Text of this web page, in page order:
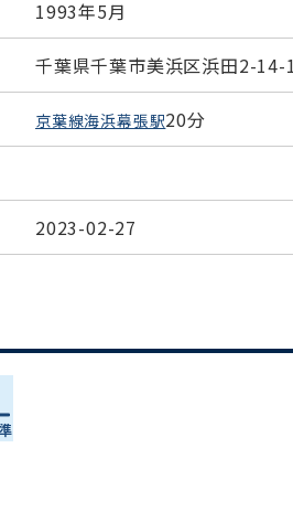
1993年5月
千葉県千葉市美浜区浜田2-14-1
京葉線海浜幕張駅20分
2023-02-27